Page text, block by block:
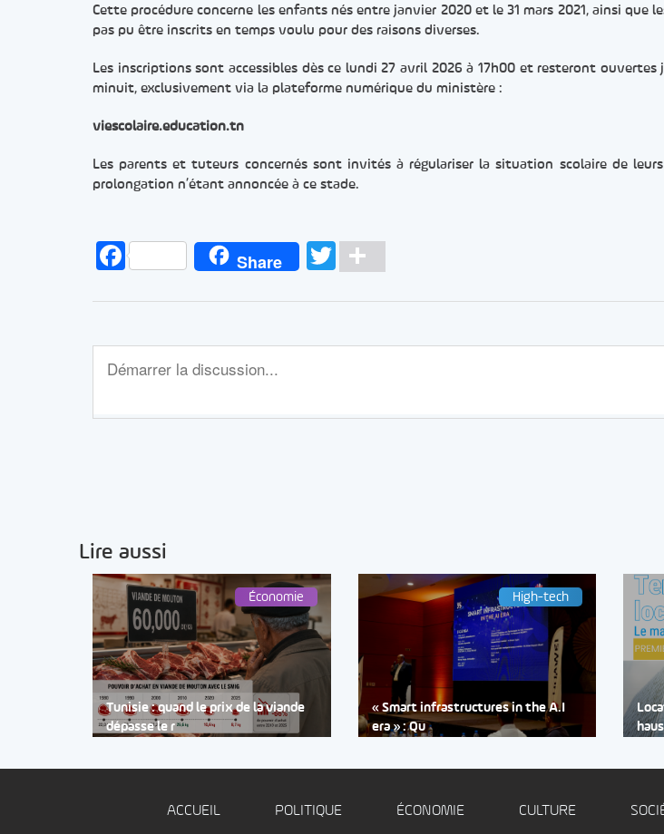
Cette procédure concerne les enfants nés entre janvier 2020 et le 31 mars 2021, ainsi que
pas pu être inscrits en temps voulu pour des raisons diverses.
Les inscriptions sont accessibles dès ce lundi 27 avril 2026 à 17h00 et resteront ouvertes
minuit, exclusivement via la plateforme numérique du ministère :
viescolaire.education.tn
Les parents et tuteurs concernés sont invités à régulariser la situation scolaire de
prolongation n’étant annoncée à ce stade.
FacebookShare Twitter
Lire aussi
Économie
Tunisie : quand le prix de la viande
dépasse le r
High-tech
« Smart infrastructures in the A.I
era » : Qu
ACCUEIL POLITIQUE ÉCONOMIE CULTURE